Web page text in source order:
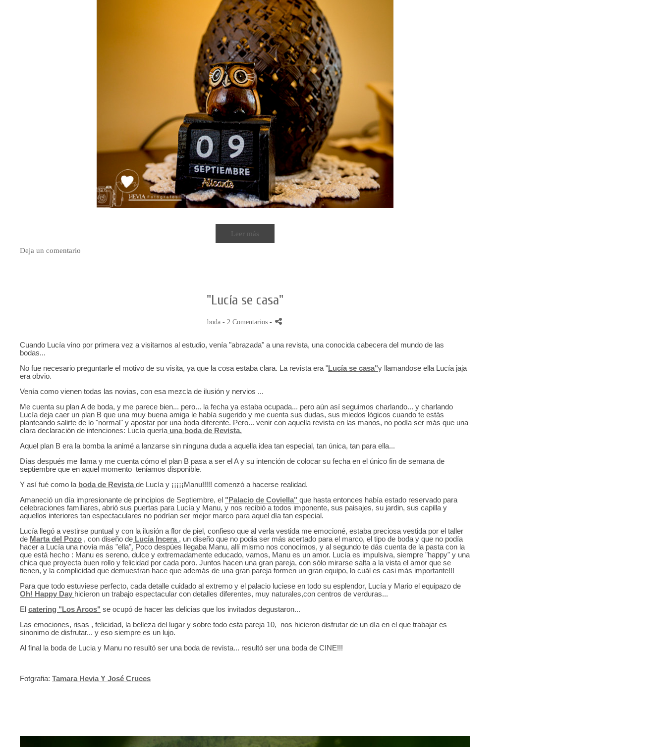
Leer más
Deja un comentario
"Lucía se casa"
boda - 2 Comentarios -
Cuando Lucía vino por primera vez a visitarnos al estudio, venía "abrazada" a una revista, una conocida cabecera del mundo de las
bodas...
No fue necesario preguntarle el motivo de su visita, ya que la cosa estaba clara. La revista era "Lucía se casa"y llamandose ella Lucía jaja
era obvio.
Venía como vienen todas las novias, con esa mezcla de ilusión y nervios ...
Me cuenta su plan A de boda, y me parece bien... pero... la fecha ya estaba ocupada... pero aún así seguimos charlando... y charlando
Lucía deja caer un plan B que una muy buena amiga le había sugerido y me cuenta sus dudas, sus miedos lógicos cuando te estás
planteando salirte de lo "normal" y apostar por una boda diferente. Pero... venir con aquella revista en las manos, no podía ser más que una
clara declaración de intenciones: Lucía quería una boda de Revista.
Aquel plan B era la bomba la animé a lanzarse sin ninguna duda a aquella idea tan especial, tan única, tan para ella...
Días después me llama y me cuenta cómo el plan B pasa a ser el A y su intención de colocar su fecha en el único fin de semana de
septiembre que en aquel momento teniamos disponible.
Y así fué como la boda de Revista de Lucía y ¡¡¡¡¡Manu!!!!! comenzó a hacerse realidad.
Amaneció un día impresionante de principios de Septiembre, el "Palacio de Coviella" que hasta entonces había estado reservado para
celebraciones familiares, abrió sus puertas para Lucía y Manu, y nos recibió a todos imponente, sus paisajes, su jardin, sus capilla y
aquellos interiores tan espectaculares no podrían ser mejor marco para aquel día tan especial.
Lucía llegó a vestirse puntual y con la ilusión a flor de piel, confieso que al verla vestida me emocioné, estaba preciosa vestida por el taller
de Marta del Pozo , con diseño de Lucía Incera , un diseño que no podia ser más acertado para el marco, el tipo de boda y que no podía
hacer a Lucía una novia más "ella". Poco despúes llegaba Manu, allí mismo nos conocimos, y al segundo te dás cuenta de la pasta con la
que está hecho : Manu es sereno, dulce y extremadamente educado, vamos, Manu es un amor. Lucía es impulsiva, siempre "happy" y una
chica que proyecta buen rollo y felicidad por cada poro. Juntos hacen una gran pareja, con sólo mirarse salta a la vista el amor que se
tienen, y la complicidad que demuestran hace que además de una gran pareja formen un gran equipo, lo cuál es casi más importante!!!
Para que todo estuviese perfecto, cada detalle cuidado al extremo y el palacio luciese en todo su esplendor, Lucía y Mario el equipazo de
Oh! Happy Day hicieron un trabajo espectacular con detalles diferentes, muy naturales,con centros de verduras...
El catering "Los Arcos" se ocupó de hacer las delicias que los invitados degustaron...
Las emociones, risas , felicidad, la belleza del lugar y sobre todo esta pareja 10, nos hicieron disfrutar de un día en el que trabajar es
sinonimo de disfrutar... y eso siempre es un lujo.
Al final la boda de Lucia y Manu no resultó ser una boda de revista... resultó ser una boda de CINE!!!
Fotgrafia: Tamara Hevia Y José Cruces